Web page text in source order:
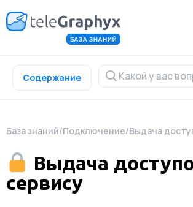
Содержание
База знаний/Подключение/Выдача
Выдача
сервису